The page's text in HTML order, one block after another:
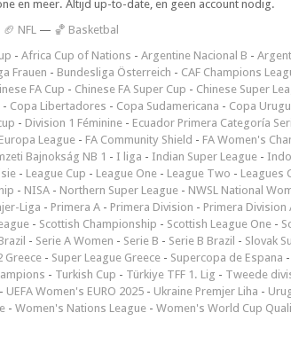
en meer. Altijd up-to-date, en geen account nodig.
🏈 NFL — 🏀 Basketbal
- Africa Cup of Nations - Argentine Nacional B -
Frauen - Bundesliga Österreich - CAF Champions
FA Cup - Chinese FA Super Cup - Chinese Super
- Copa Libertadores - Copa Sudamericana - Copa
- Division 1 Féminine - Ecuador Primera Categoría
Europa League - FA Community Shield - FA Women's
Bajnokság NB 1 - I liga - Indian Super League -
- League Cup - League One - League Two - Leagues
- NISA - Northern Super League - NWSL National
Liga - Primera A - Primera Division - Primera Division
- Scottish Championship - Scottish League One -
- Serie A Women - Serie B - Serie B Brazil - Slovak
Greece - Super League Greece - Supercopa de Espana -
- Turkish Cup - Türkiye TFF 1. Lig - Tweede
- UEFA Women's EURO 2025 - Ukraine Premjer Liha -
- Women's Nations League - Women's World Cup